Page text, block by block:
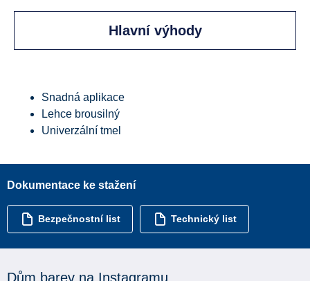
Hlavní výhody
Snadná aplikace
Lehce brousilný
Univerzální tmel
Dokumentace ke stažení
Bezpečnostní list Technický list
Dům barev na Instagramu